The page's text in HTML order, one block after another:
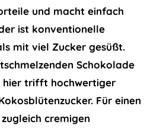
und macht einfach
ist konventionelle
mit viel Zucker gesüßt.
Schokolade
hier trifft hochwertiger
Für einen
cremigen